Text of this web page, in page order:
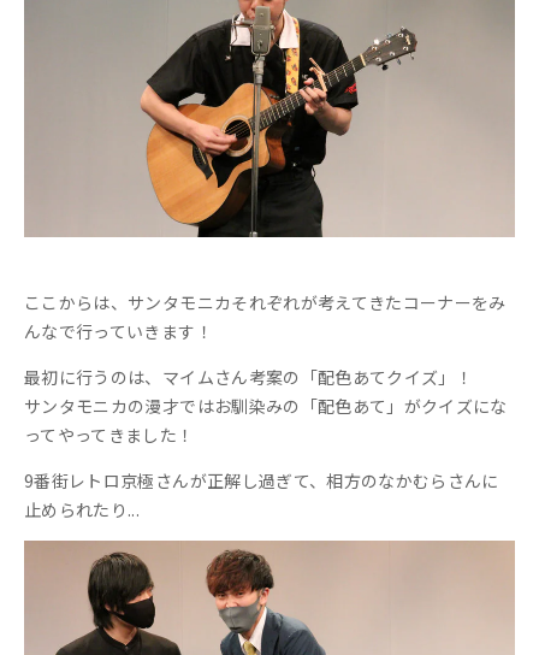
ここからは、サンタモニカそれぞれが考えてきたコーナーをみ
んなで行っていきます！
最初に行うのは、マイムさん考案の「配色あてクイズ」！
サンタモニカの漫才ではお馴染みの「配色あて」がクイズにな
ってやってきました！
9番街レトロ京極さんが正解し過ぎて、相方のなかむらさんに
止められたり...